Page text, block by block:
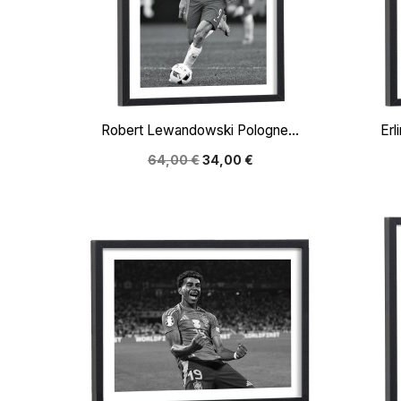
Aperçu rapide
Robert Lewandowski Pologne...
64,00 €34,00 €